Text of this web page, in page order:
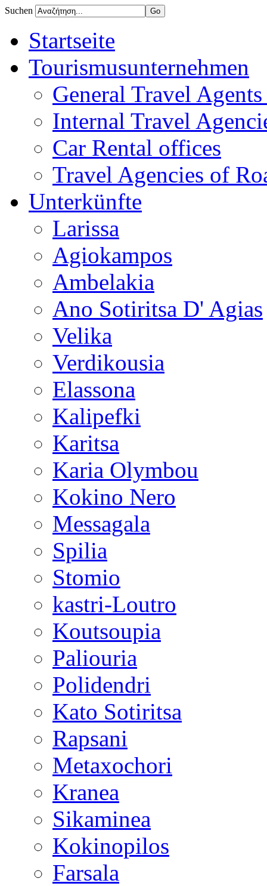
Suchen
Startseite
Tourismusunternehmen
General Travel
Internal Travel
Car Rental offices
Travel Agencies of
Unterkünfte
Larissa
Agiokampos
Ambelakia
Ano Sotiritsa D' Agias
Velika
Verdikousia
Elassona
Kalipefki
Karitsa
Karia Olymbou
Kokino Nero
Messagala
Spilia
Stomio
kastri-Loutro
Koutsoupia
Paliouria
Polidendri
Kato Sotiritsa
Rapsani
Metaxochori
Kranea
Sikaminea
Kokinopilos
Farsala